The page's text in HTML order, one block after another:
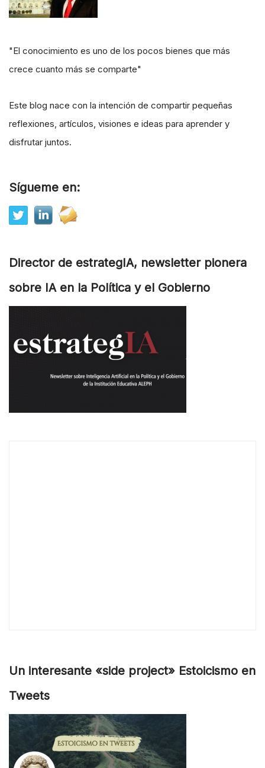
"El conocimiento es uno de los pocos bienes que más
crece cuanto más se comparte"
Este blog nace con la intención de compartir pequeñas
reflexiones, artículos, visiones e ideas para aprender y
disfrutar juntos.
Sígueme en:
Director de estrategIA, newsletter pionera
sobre IA en la Política y el Gobierno
Un interesante «side project» Estoicismo en
Tweets